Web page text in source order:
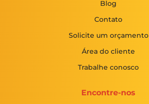
Blog
Contato
Solicite um orçamento
Área do cliente
Trabalhe conosco
Encontre-nos